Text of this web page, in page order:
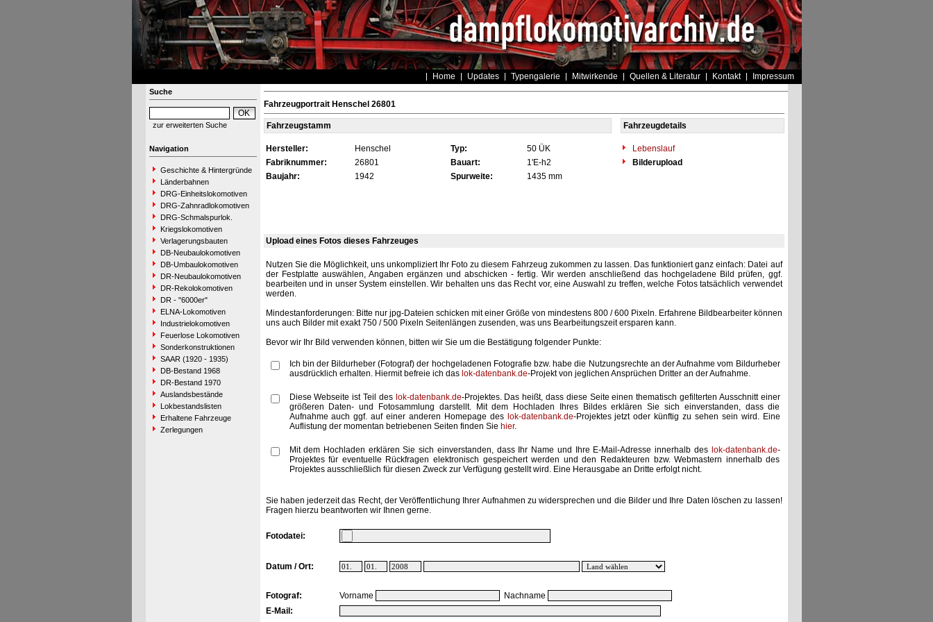
Home Updates Typengalerie Mitwirkende Quellen & Literatur Kontakt Impressum
Suche
zur erweiterten Suche
Navigation
Geschichte & Hintergründe
Länderbahnen
DRG-Einheitslokomotiven
DRG-Zahnradlokomotiven
DRG-Schmalspurlok.
Kriegslokomotiven
Verlagerungsbauten
DB-Neubaulokomotiven
DB-Umbaulokomotiven
DR-Neubaulokomotiven
DR-Rekolokomotiven
DR - "6000er"
ELNA-Lokomotiven
Industrielokomotiven
Feuerlose Lokomotiven
Sonderkonstruktionen
SAAR (1920 - 1935)
DB-Bestand 1968
DR-Bestand 1970
Auslandsbestände
Lokbestandslisten
Erhaltene Fahrzeuge
Zerlegungen
Fahrzeugportrait Henschel 26801
Fahrzeugstamm Fahrzeugdetails
Hersteller: Henschel Typ: 50 ÜK
Lebenslauf
Fabriknummer:
26801 Bauart: 1'E-h2
Bilderupload
Baujahr:
1942 Spurweite: 1435 mm
Upload eines Fotos dieses Fahrzeuges
Nutzen Sie die Möglichkeit, uns unkompliziert Ihr Foto zu diesem Fahrzeug zukommen zu lassen. Das funktioniert ganz einfach: Datei auf
der Festplatte auswählen, Angaben ergänzen und abschicken - fertig. Wir werden anschließend das hochgeladene Bild prüfen, ggf.
bearbeiten und in unser System einstellen. Wir behalten uns das Recht vor, eine Auswahl zu treffen, welche Fotos tatsächlich verwendet
werden.
Mindestanforderungen: Bitte nur jpg-Dateien schicken mit einer Größe von mindestens 800 / 600 Pixeln. Erfahrene Bildbearbeiter können
uns auch Bilder mit exakt 750 / 500 Pixeln Seitenlängen zusenden, was uns Bearbeitungszeit ersparen kann.
Bevor wir Ihr Bild verwenden können, bitten wir Sie um die Bestätigung folgender Punkte:
Ich bin der Bildurheber (Fotograf) der hochgeladenen Fotografie bzw. habe die Nutzungsrechte an der Aufnahme vom Bildurheber
ausdrücklich erhalten. Hiermit befreie ich das lok-datenbank.de-Projekt von jeglichen Ansprüchen Dritter an der Aufnahme.
Diese Webseite ist Teil des lok-datenbank.de-Projektes. Das heißt, dass diese Seite einen thematisch gefilterten Ausschnitt einer
größeren Daten- und Fotosammlung darstellt. Mit dem Hochladen Ihres Bildes erklären Sie sich einverstanden, dass die
Aufnahme auch ggf. auf einer anderen Homepage des lok-datenbank.de-Projektes jetzt oder künftig zu sehen sein wird. Eine
Auflistung der momentan betriebenen Seiten finden Sie hier.
Mit dem Hochladen erklären Sie sich einverstanden, dass Ihr Name und Ihre E-Mail-Adresse innerhalb des lok-datenbank.de-
Projektes für eventuelle Rückfragen elektronisch gespeichert werden und den Redakteuren bzw. Webmastern innerhalb des
Projektes ausschließlich für diesen Zweck zur Verfügung gestellt wird. Eine Herausgabe an Dritte erfolgt nicht.
Sie haben jederzeit das Recht, der Veröffentlichung Ihrer Aufnahmen zu widersprechen und die Bilder und Ihre Daten löschen zu lassen!
Fragen hierzu beantworten wir Ihnen gerne.
Fotodatei:
Datum / Ort:
Fotograf: Vorname
Nachname
E-Mail: